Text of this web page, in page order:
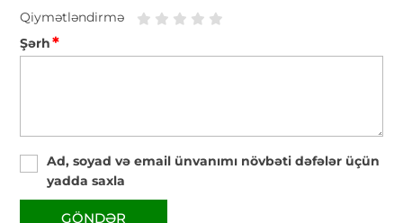
Qiymətləndirmə
Şərh*
Ad, soyad və email ünvanımı növbəti dəfələr üçün
yadda saxla
GÖNDƏR